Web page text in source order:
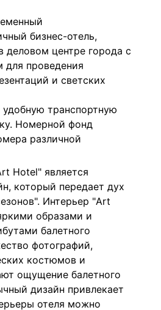
бизнес-отель,
деловом центре города с
для проведения
и светских
транспортную
Номерной фонд
различной
Hotel" является
который передает дух
Интерьер "Art
образами и
балетного
фотографий,
костюмов и
ощущение балетного
дизайн привлекает
отеля можно